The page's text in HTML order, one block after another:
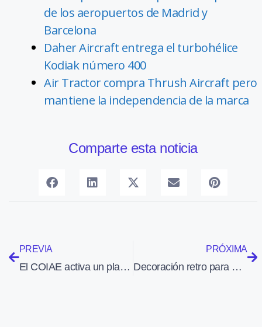
de los aeropuertos de Madrid y
Barcelona
Daher Aircraft entrega el turbohélice
Kodiak número 400
Air Tractor compra Thrush Aircraft pero
mantiene la independencia de la marca
Comparte esta noticia
PREVIA
El COIAE activa un plan de apoyo a los ingenieros aeronáuticos
PRÓXIMA
Decoración retro para un Boeing 737 de Aerolíneas Argentinas en su 70 aniversario